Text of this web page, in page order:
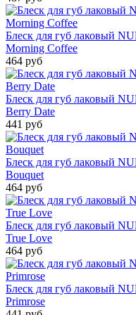
Блеск для губ лаковый
Morning Coffee
464 руб
Блеск для губ лаковый
Berry Date
441 руб
Блеск для губ лаковый
Bouquet
464 руб
Блеск для губ лаковый
True Love
464 руб
Блеск для губ лаковый
Primrose